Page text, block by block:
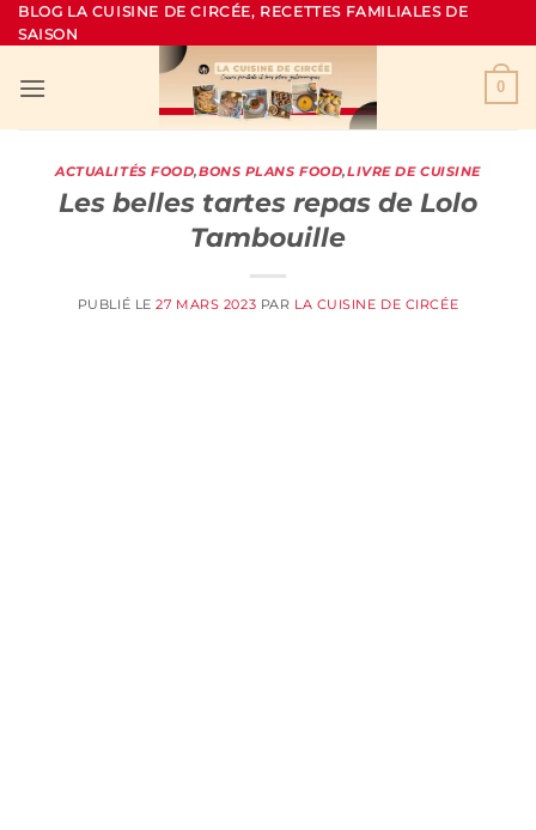
Passer
au
BLOG LA CUISINE DE CIRCÉE, RECETTES FAMILIALES DE
SAISON
0
ACTUALITÉS FOOD,BONS PLANS FOOD,LIVRE DE CUISINE
Les belles tartes repas de Lolo
Tambouille
PUBLIÉ LE27 MARS 2023 PAR LA CUISINE DE CIRCÉE